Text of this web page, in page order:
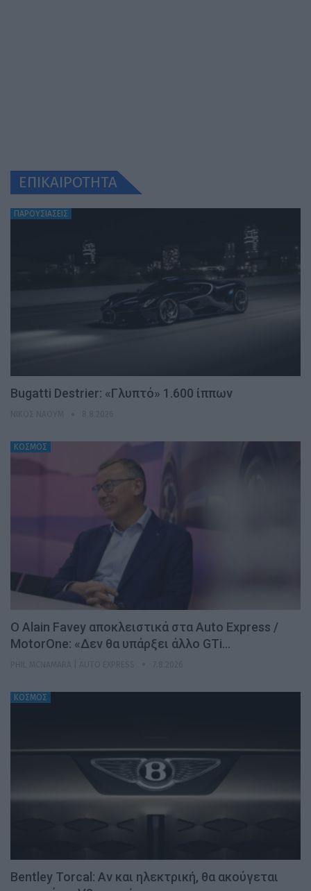
ΕΠΙΚΑΙΡΟΤΗΤΑ
ΠΑΡΟΥΣΙΑΣΕΙΣ
Bugatti Destrier: «Γλυπτό» 1.600 ίππων
ΚΟΣΜΟΣ
Ο Alain Favey αποκλειστικά στα Auto Express /
MotorOne: «Δεν θα υπάρξει άλλο GTi…
ΚΟΣΜΟΣ
Bentley Torcal: Αν και ηλεκτρική, θα ακούγεται